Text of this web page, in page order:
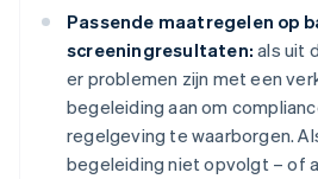
Passende maatregelen op
screeningresultaten: als uit
er problemen zijn met een
begeleiding aan om
regelgeving te waarborgen.
begeleiding niet opvolgt – of